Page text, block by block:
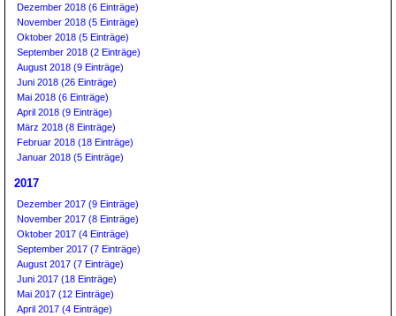
Dezember 2018 (6 Einträge)
November 2018 (5 Einträge)
Oktober 2018 (5 Einträge)
September 2018 (2 Einträge)
August 2018 (9 Einträge)
Juni 2018 (26 Einträge)
Mai 2018 (6 Einträge)
April 2018 (9 Einträge)
März 2018 (8 Einträge)
Februar 2018 (18 Einträge)
Januar 2018 (5 Einträge)
2017
Dezember 2017 (9 Einträge)
November 2017 (8 Einträge)
Oktober 2017 (4 Einträge)
September 2017 (7 Einträge)
August 2017 (7 Einträge)
Juni 2017 (18 Einträge)
Mai 2017 (12 Einträge)
April 2017 (4 Einträge)